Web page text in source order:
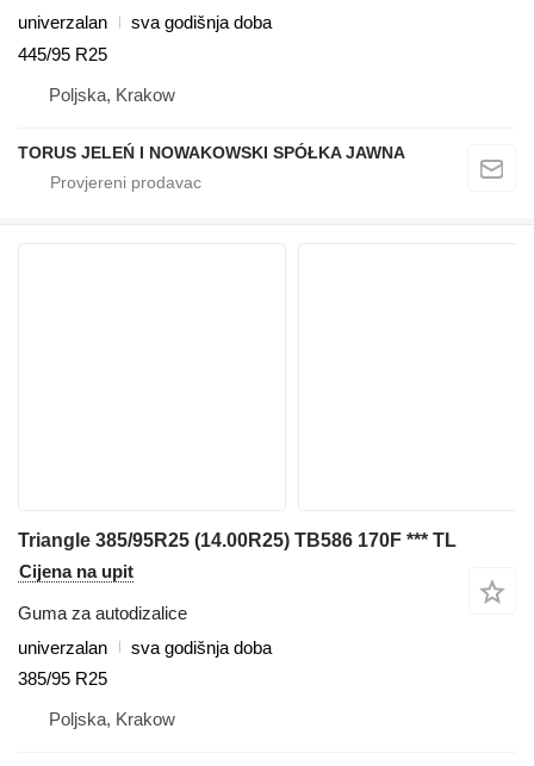
univerzalan
sva godišnja doba
445/95 R25
Poljska, Krakow
TORUS JELEŃ I NOWAKOWSKI SPÓŁKA JAWNA
Triangle 385/95R25 (14.00R25) TB586 170F *** TL
Cijena na upit
Guma za autodizalice
univerzalan
sva godišnja doba
385/95 R25
Poljska, Krakow